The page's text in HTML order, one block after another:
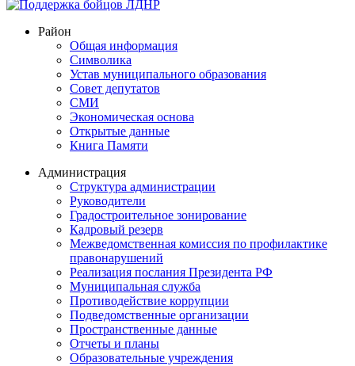
Район
Общая информация
Символика
Устав муниципального образования
Совет депутатов
СМИ
Экономическая основа
Открытые данные
Книга Памяти
Администрация
Структура администрации
Руководители
Градостроительное зонирование
Кадровый резерв
Межведомственная комиссия по профилактике
правонарушений
Реализация послания Президента РФ
Муниципальная служба
Противодействие коррупции
Подведомственные организации
Пространственные данные
Отчеты и планы
Образовательные учреждения